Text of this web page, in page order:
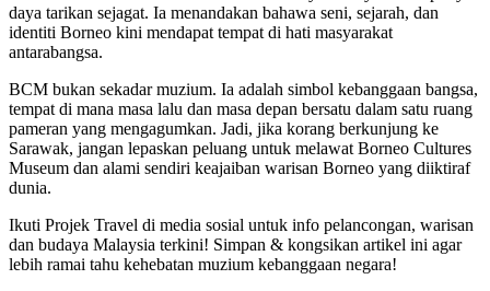
daya tarikan sejagat. Ia menandakan bahawa seni, sejarah, dan
identiti Borneo kini mendapat tempat di hati masyarakat
antarabangsa.
BCM bukan sekadar muzium. Ia adalah simbol kebanggaan bangsa,
tempat di mana masa lalu dan masa depan bersatu dalam satu ruang
pameran yang mengagumkan. Jadi, jika korang berkunjung ke
Sarawak, jangan lepaskan peluang untuk melawat Borneo Cultures
Museum dan alami sendiri keajaiban warisan Borneo yang diiktiraf
dunia.
Ikuti Projek Travel di media sosial untuk info pelancongan, warisan
dan budaya Malaysia terkini! Simpan & kongsikan artikel ini agar
lebih ramai tahu kehebatan muzium kebanggaan negara!